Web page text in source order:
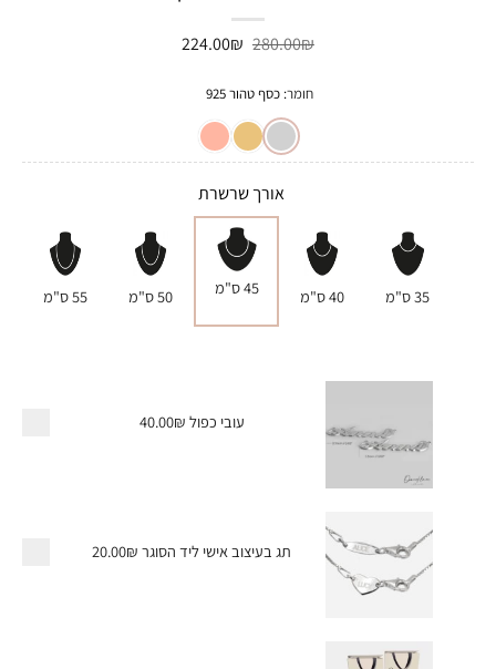
280.00₪ המחיר
280.00₪.
224.00₪ המחיר
חומר:כסף טהור 925
אורך שרשרת
35 ס"מ 40 ס"מ 45 ס"מ 50 ס"מ 55 ס"מ
עובי כפול 40.00₪
תג בעיצוב אישי ליד הסוגר 20.00₪